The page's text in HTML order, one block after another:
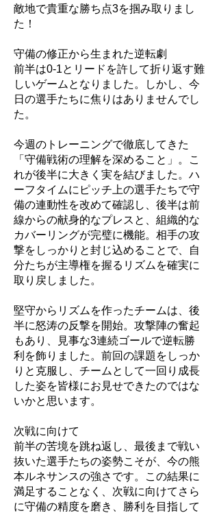
敵地で貴重な勝ち点3を掴み取りまし
た！
守備の修正から生まれた逆転劇
前半は0-1とリードを許して折り返す難
しいゲームとなりました。しかし、今
日の選手たちに焦りはありませんでし
た。
今週のトレーニングで徹底してきた
「守備戦術の理解を深めること」。こ
れが後半に大きく実を結びました。ハ
ーフタイムにピッチ上の選手たちで守
備の連動性を改めて確認し、後半は前
線からの献身的なプレスと、組織的な
カバーリングが完璧に機能。相手の攻
撃をしっかりと封じ込めることで、自
分たちが主導権を握るリズムを確実に
取り戻しました。
堅守からリズムを作ったチームは、後
半に怒涛の反撃を開始。攻撃陣の奮起
もあり、見事な3連続ゴールで逆転勝
利を飾りました。前回の課題をしっか
りと克服し、チームとして一回り成長
した姿を皆様にお見せできたのではな
いかと思います。
次戦に向けて
前半の苦境を跳ね返し、最後まで戦い
抜いた選手たちの姿勢こそが、今の熊
本ルネサンスの強さです。この結果に
満足することなく、次戦に向けてさら
に守備の精度を磨き、勝利を目指して